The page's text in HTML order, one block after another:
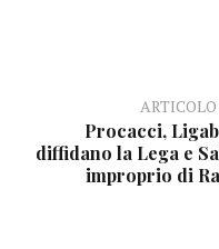
Procacci,
diffidano la Lega e
improprio di